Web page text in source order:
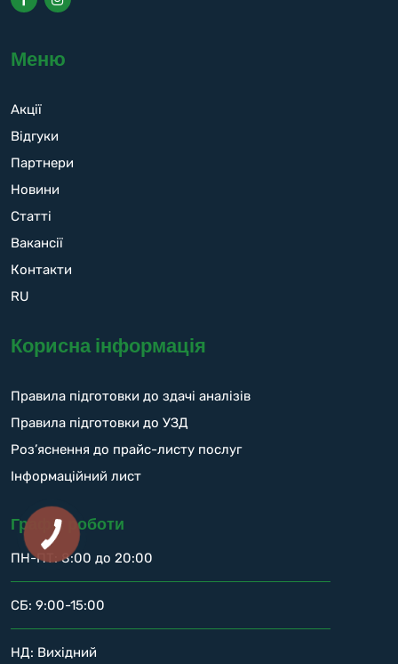
Меню
Акції
Відгуки
Партнери
Новини
Статті
Вакансії
Контакти
RU
Корисна інформація
Правила підготовки до здачі аналізів
Правила підготовки до УЗД
Роз’яснення до прайс-листу послуг
Інформаційний лист
Графік роботи
ПН-ПТ: 8:00 до 20:00
СБ: 9:00-15:00
НД: Вихідний